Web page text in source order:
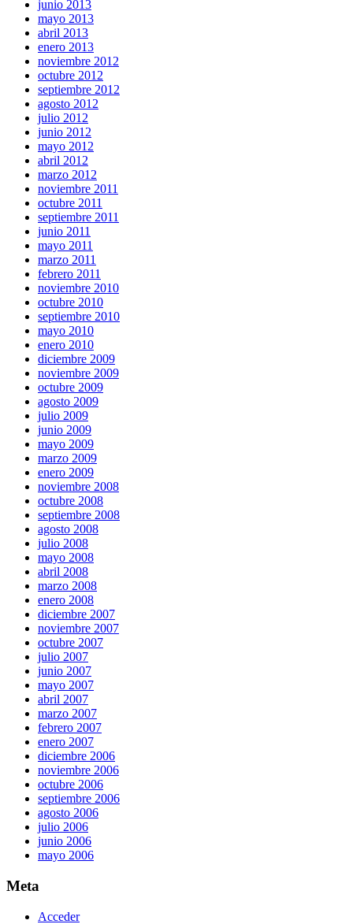
junio 2013
mayo 2013
abril 2013
enero 2013
noviembre 2012
octubre 2012
septiembre 2012
agosto 2012
julio 2012
junio 2012
mayo 2012
abril 2012
marzo 2012
noviembre 2011
octubre 2011
septiembre 2011
junio 2011
mayo 2011
marzo 2011
febrero 2011
noviembre 2010
octubre 2010
septiembre 2010
mayo 2010
enero 2010
diciembre 2009
noviembre 2009
octubre 2009
agosto 2009
julio 2009
junio 2009
mayo 2009
marzo 2009
enero 2009
noviembre 2008
octubre 2008
septiembre 2008
agosto 2008
julio 2008
mayo 2008
abril 2008
marzo 2008
enero 2008
diciembre 2007
noviembre 2007
octubre 2007
julio 2007
junio 2007
mayo 2007
abril 2007
marzo 2007
febrero 2007
enero 2007
diciembre 2006
noviembre 2006
octubre 2006
septiembre 2006
agosto 2006
julio 2006
junio 2006
mayo 2006
Meta
Acceder